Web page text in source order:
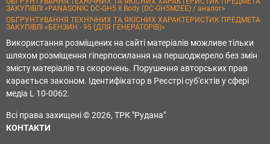
ЗАКУПІВЛІ «PANASONIC DC-GH5 II Body (DC-GH5M2EE) / аналог»
ОБҐРУНТУВАННЯ ТЕХНІЧНИХ ТА ЯКІСНИХ ХАРАКТЕРИСТИК ПРЕДМЕТА
ЗАКУПІВЛІ «БЕНЗИН - 95 (ДЛЯ ГЕНЕРАТОРІВ)»
Використання розміщених на сайті матеріалів можливе тільки
шляхом розміщення гіперпосилання на першоджерело без змін
змісту матеріалів та скорочень. Порушення авторських прав
карається законом. Ідентифікатор в Реєстрі суб'єктів у сфері
медіа L 10-0062.
Всі права захищені © 2026, ТРК "Рудана"
КОНТАКТИ